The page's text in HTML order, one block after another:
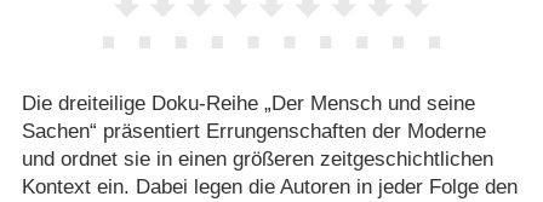
Die dreiteilige Doku-Reihe „Der Mensch und seine
Sachen“ präsentiert Errungenschaften der Moderne
und ordnet sie in einen größeren zeitgeschichtlichen
Kontext ein. Dabei legen die Autoren in jeder Folge den